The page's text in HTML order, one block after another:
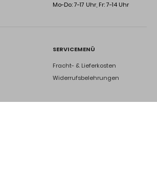
Mo-Do: 7-17 Uhr, Fr: 7-14 Uhr
SERVICEMENÜ
Fracht- & Lieferkosten
Widerrufsbelehrungen